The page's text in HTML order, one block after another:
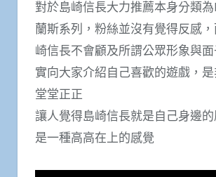
對於島崎信長大力推薦本身分類
蘭斯系列，粉絲並沒有覺得反感
崎信長不會顧及所謂公眾形象與
實向大家介紹自己喜歡的遊戲，
堂堂正正
讓人覺得島崎信長就是自己身邊
是一種高高在上的感覺